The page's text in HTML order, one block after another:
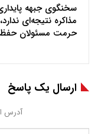
سخنگوی جبهه
مذاکره نتیجه‌ای
حرمت مسئولان
ارسال یک پاسخ
آدرس